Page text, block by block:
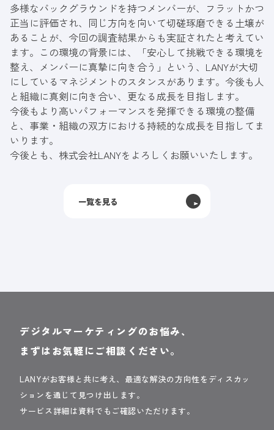
多様なバックグラウンドを持つメンバーが、フラットかつ
正当に評価され、同じ方向を向いて切磋琢磨できる土壌が
あることが、今回の調査結果からも実証されたと考えてい
ます。この環境の背景には、「安心して挑戦できる環境を
整え、メンバーに真摯に向き合う」という、LANYが大切
にしているマネジメントのスタンスがあります。今後も人
と組織に真剣に向き合い、更なる成長を目指します。
今後もより高いパフォーマンスを発揮できる環境の整備
と、事業・組織の双方における持続的な成長を目指してま
いります。
今後とも、株式会社LANYをよろしくお願いいたします。
一覧を見る
デジタルマーケティングのお悩み、
まずはお気軽にご相談ください。
LANYがお客様と共に考え、最適な解決の方向性をディスカッ
ションを通じて見つけ出します。
サービス詳細は資料でもご確認いただけます。